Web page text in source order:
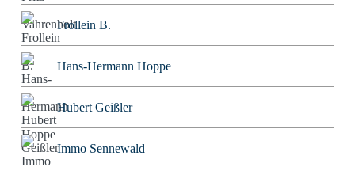
Frollein B.
Hans-Hermann Hoppe
Hubert Geißler
Immo Sennewald